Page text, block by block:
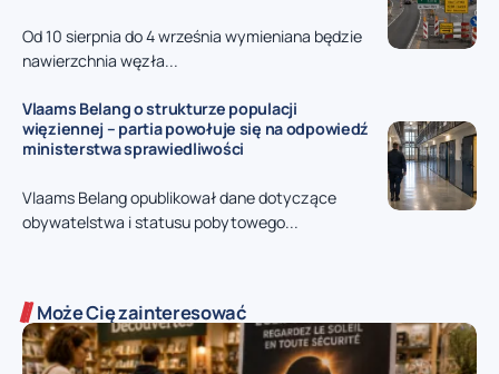
Od 10 sierpnia do 4 września wymieniana będzie
nawierzchnia węzła...
Vlaams Belang o strukturze populacji
więziennej – partia powołuje się na odpowiedź
ministerstwa sprawiedliwości
Vlaams Belang opublikował dane dotyczące
obywatelstwa i statusu pobytowego...
Może Cię zainteresować